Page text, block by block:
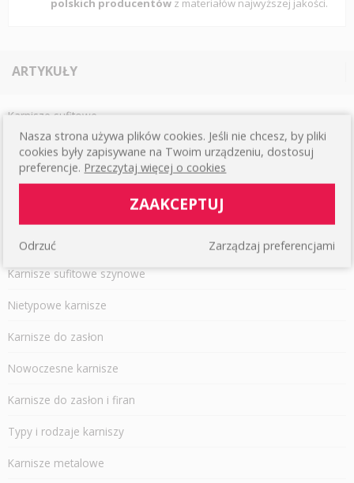
polskich producentów z materiałów najwyższej jakości.
ARTYKUŁY
Karnisze sufitowe
Karnisze podwójne
Czarne karnisze
Karnisze pojedyncze
Karnisze sufitowe szynowe
Nietypowe karnisze
Karnisze do zasłon
Nowoczesne karnisze
Karnisze do zasłon i firan
Typy i rodzaje karniszy
Karnisze metalowe
Nasza strona używa plików cookies. Jeśli nie chcesz, by pliki
cookies były zapisywane na Twoim urządzeniu, dostosuj
preferencje. Przeczytaj więcej o cookies
ZAAKCEPTUJ
Zarządzaj preferencjami
Odrzuć